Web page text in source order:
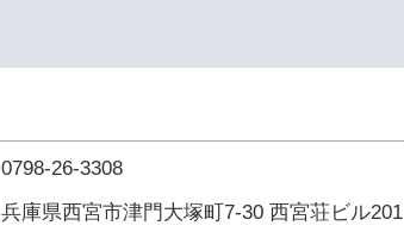
0798-26-3308
兵庫県西宮市津門大塚町7-30 西宮荘ビル201